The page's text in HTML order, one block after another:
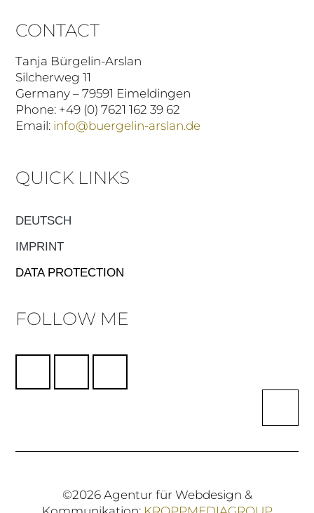
CONTACT
Tanja Bürgelin-Arslan
Silcherweg 11
Germany – 79591 Eimeldingen
Phone: +49 (0) 7621 162 39 62
Email: info@buergelin-arslan.de
QUICK LINKS
DEUTSCH
IMPRINT
DATA PROTECTION
FOLLOW ME
©2026 Agentur für Webdesign &